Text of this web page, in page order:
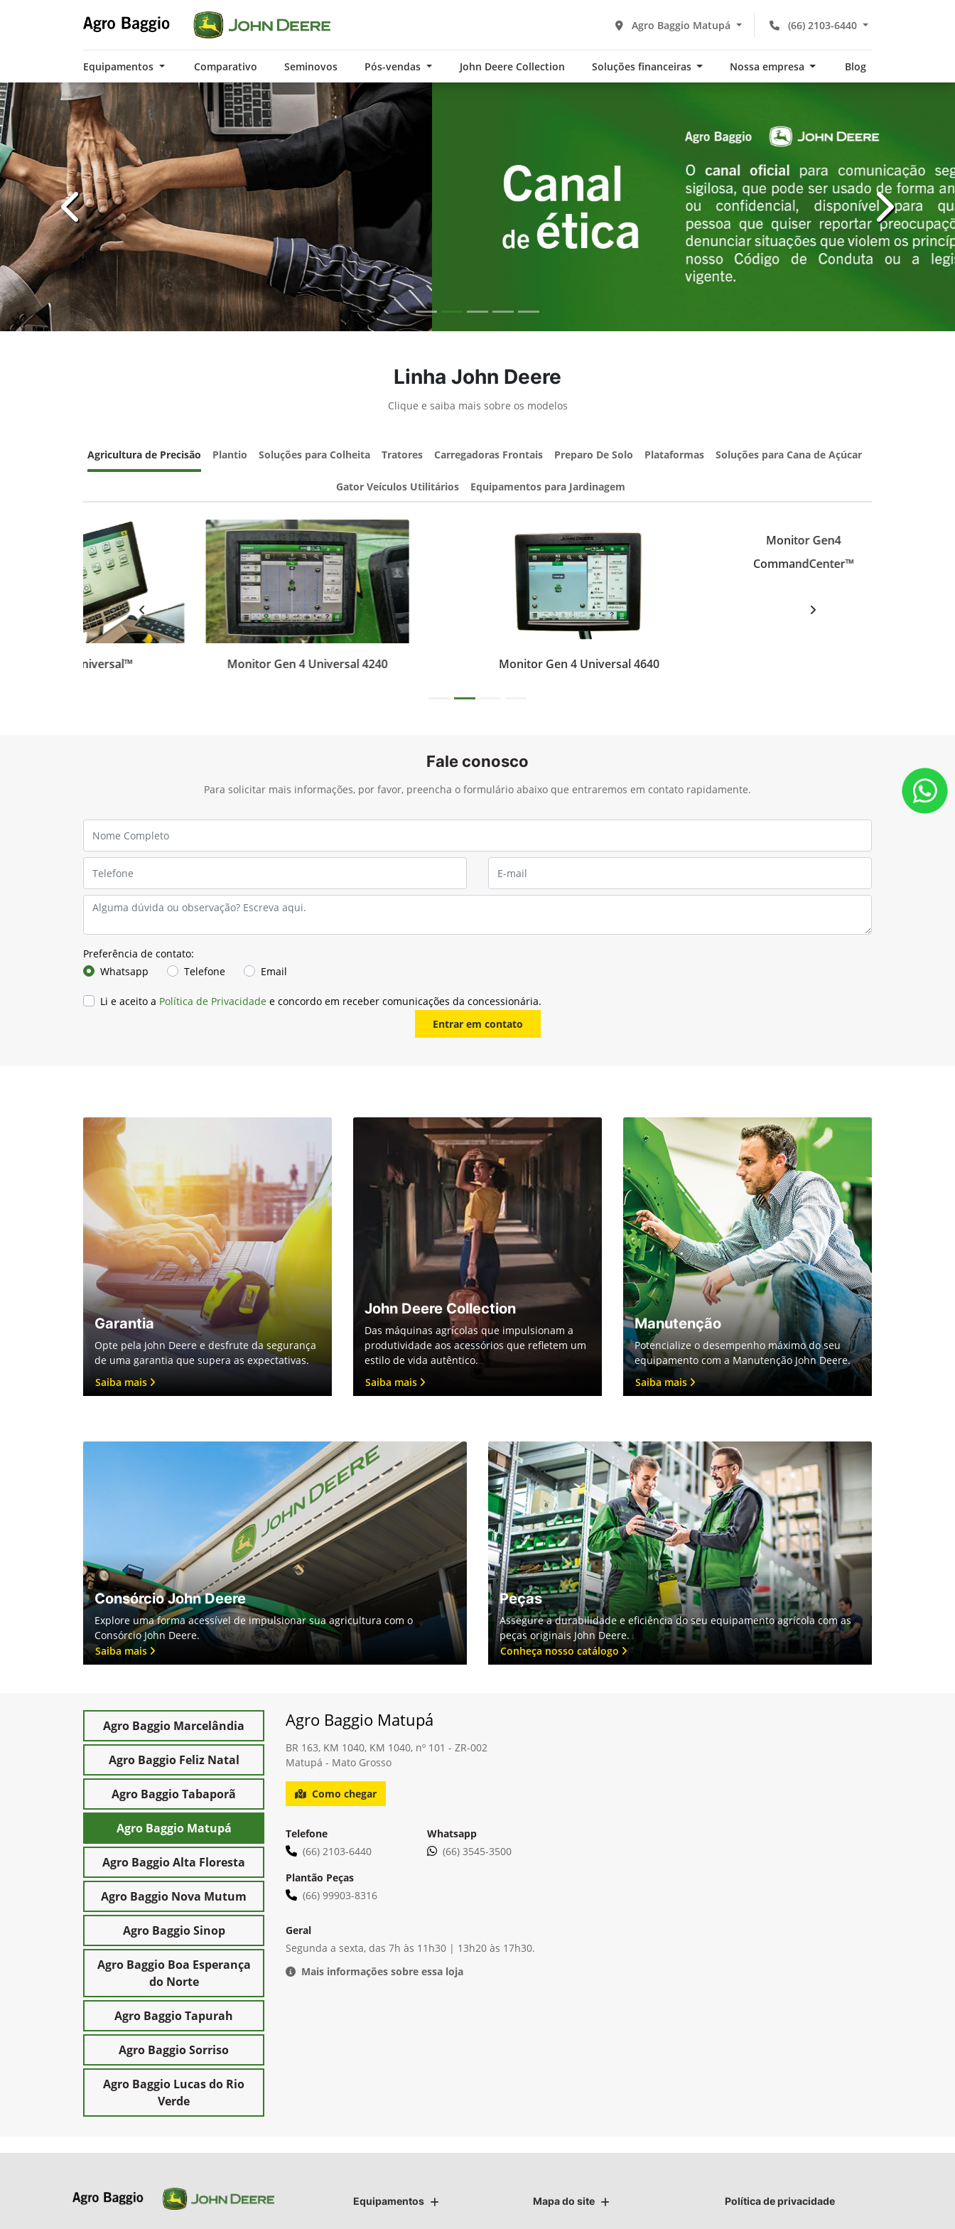
(66) 2103-6440
Agro Baggio Matupá
Equipamentos Comparativo Seminovos Pós-vendas John Deere Collection Soluções financeiras Nossa empresa Blog
templates.template-01.components.carousel.texts.control_prev
Linha John Deere
Clique e saiba mais sobre os modelos
Agricultura de Precisão Plantio Soluções para Colheita Tratores Carregadoras Frontais Preparo De Solo Plataformas Soluções para Cana de Açúcar
Gator Veículos Utilitários Equipamentos para Jardinagem
Monitor Gen 4 Universal 4640
Monitor Gen4
Monitor Universal G5™
Fale conosco
Preferência de contato:
Whatsapp
Telefone
e concordo em receber comunicações da concessionária.
Garantia
Opte pela John Deere e desfrute da segurança
de uma garantia que supera as expectativas.
John Deere Collection
Das máquinas agrícolas que impulsionam a
estilo de vida autêntico.
Manutenção
Potencialize o desempenho máximo do seu
equipamento com a Manutenção John Deere.
Consórcio John Deere
Explore uma forma acessível de impulsionar sua agricultura com o
Consórcio John Deere.
Peças
Assegure a durabilidade e eficiência do seu equipamento agrícola com as
peças originais John Deere.
Agro Baggio Marcelândia
Agro Baggio Feliz Natal
Agro Baggio Tabaporã
Agro Baggio Matupá
Agro Baggio Alta Floresta
Agro Baggio Nova Mutum
Agro Baggio Sinop
Agro Baggio Boa Esperança
do Norte
Agro Baggio Tapurah
Agro Baggio Sorriso
Agro Baggio Lucas do Rio
Agro Baggio Matupá
BR 163, KM 1040, KM 1040, nº 101 - ZR-002
Matupá - Mato Grosso
Telefone
(66) 2103-6440
Whatsapp
Plantão Peças
Geral
Segunda a sexta, das 7h às 11h30 | 13h20 às 17h30.
Equipamentos Mapa do site Política de privacidade